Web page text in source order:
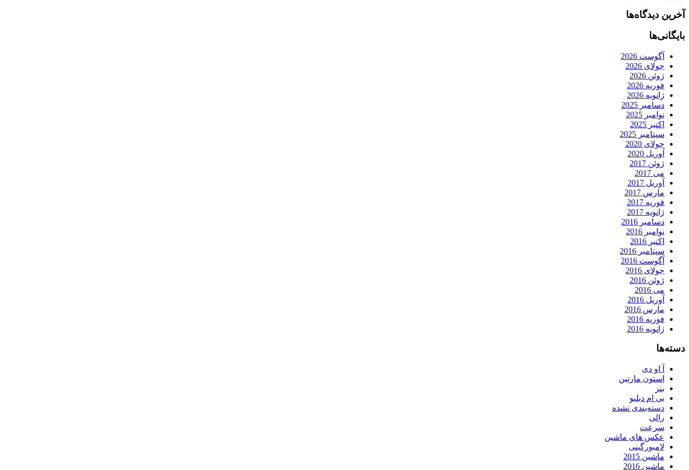
آخرین دیدگاه‌ها
بایگانی‌ها
آگوست 2026
جولای 2026
ژوئن 2026
فوریه 2026
ژانویه 2026
دسامبر 2025
نوامبر 2025
اکتبر 2025
سپتامبر 2025
جولای 2020
آوریل 2020
ژوئن 2017
می 2017
آوریل 2017
مارس 2017
فوریه 2017
ژانویه 2017
دسامبر 2016
نوامبر 2016
اکتبر 2016
سپتامبر 2016
آگوست 2016
جولای 2016
ژوئن 2016
می 2016
آوریل 2016
مارس 2016
فوریه 2016
ژانویه 2016
دسته‌ها
آ او دی
استون مارتین
بنز
بی ام دبلیو
دسته‌بندی نشده
رالی
سرعت
عکس های ماشین
لامبورگینی
ماشین 2015
ماشین 2016